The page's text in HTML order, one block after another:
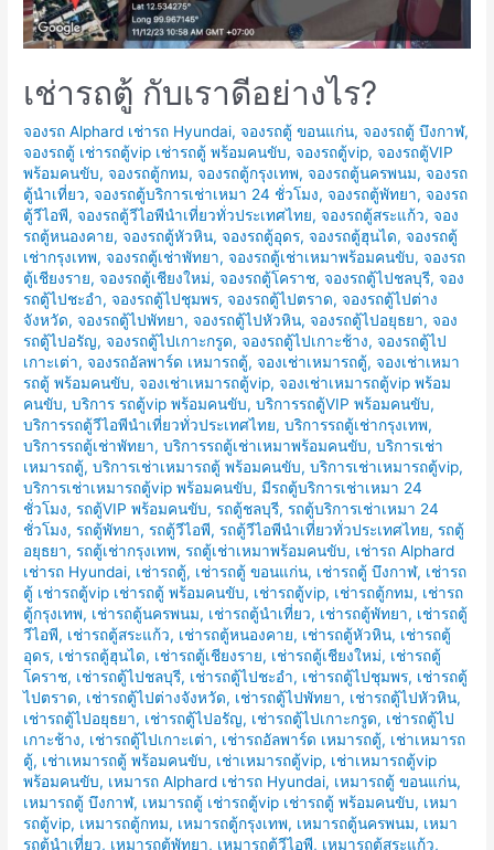
เช่ารถตู้ กับเราดีอย่างไร?
จองรถ Alphard เช่ารถ Hyundai,จองรถตู้ ขอนแก่น,จองรถตู้ บึงกาฬ,
จองรถตู้ เช่ารถตู้vip เช่ารถตู้ พร้อมคนขับ,จองรถตู้vip,จองรถตู้VIP
พร้อมคนขับ,จองรถตู้กทม,จองรถตู้กรุงเทพ,จองรถตู้นครพนม,จองรถ
ตู้นำเที่ยว,จองรถตู้บริการเช่าเหมา 24 ชั่วโมง,จองรถตู้พัทยา,จองรถ
ตู้วีไอพี,จองรถตู้วีไอพีนำเที่ยวทั่วประเทศไทย,จองรถตู้สระแก้ว,จอง
รถตู้หนองคาย,จองรถตู้หัวหิน,จองรถตู้อุดร,จองรถตู้ฮุนได,จองรถตู้
เช่ากรุงเทพ,จองรถตู้เช่าพัทยา,จองรถตู้เช่าเหมาพร้อมคนขับ,จองรถ
ตู้เชียงราย,จองรถตู้เชียงใหม่,จองรถตู้โคราช,จองรถตู้ไปชลบุรี,จอง
รถตู้ไปชะอำ,จองรถตู้ไปชุมพร,จองรถตู้ไปตราด,จองรถตู้ไปต่าง
จังหวัด,จองรถตู้ไปพัทยา,จองรถตู้ไปหัวหิน,จองรถตู้ไปอยุธยา,จอง
รถตู้ไปอรัญ,จองรถตู้ไปเกาะกรูด,จองรถตู้ไปเกาะช้าง,จองรถตู้ไป
เกาะเต่า,จองรถอัลพาร์ด เหมารถตู้,จองเช่าเหมารถตู้,จองเช่าเหมา
รถตู้ พร้อมคนขับ,จองเช่าเหมารถตู้vip,จองเช่าเหมารถตู้vip พร้อม
คนขับ,บริการ รถตู้vip พร้อมคนขับ,บริการรถตู้VIP พร้อมคนขับ,
บริการรถตู้วีไอพีนำเที่ยวทั่วประเทศไทย,บริการรถตู้เช่ากรุงเทพ,
บริการรถตู้เช่าพัทยา,บริการรถตู้เช่าเหมาพร้อมคนขับ,บริการเช่า
เหมารถตู้,บริการเช่าเหมารถตู้ พร้อมคนขับ,บริการเช่าเหมารถตู้vip,
บริการเช่าเหมารถตู้vip พร้อมคนขับ,มีรถตู้บริการเช่าเหมา 24
ชั่วโมง,รถตู้VIP พร้อมคนขับ,รถตู้ชลบุรี,รถตู้บริการเช่าเหมา 24
ชั่วโมง,รถตู้พัทยา,รถตู้วีไอพี,รถตู้วีไอพีนำเที่ยวทั่วประเทศไทย,รถตู้
อยุธยา,รถตู้เช่ากรุงเทพ,รถตู้เช่าเหมาพร้อมคนขับ, เช่ารถ Alphard
เช่ารถ Hyundai, เช่ารถตู้, เช่ารถตู้ ขอนแก่น, เช่ารถตู้ บึงกาฬ, เช่ารถ
ตู้ เช่ารถตู้vip เช่ารถตู้ พร้อมคนขับ, เช่ารถตู้vip, เช่ารถตู้กทม, เช่ารถ
ตู้กรุงเทพ, เช่ารถตู้นครพนม, เช่ารถตู้นำเที่ยว, เช่ารถตู้พัทยา, เช่ารถตู้
วีไอพี, เช่ารถตู้สระแก้ว, เช่ารถตู้หนองคาย, เช่ารถตู้หัวหิน, เช่ารถตู้
อุดร, เช่ารถตู้ฮุนได, เช่ารถตู้เชียงราย, เช่ารถตู้เชียงใหม่, เช่ารถตู้
โคราช, เช่ารถตู้ไปชลบุรี, เช่ารถตู้ไปชะอำ, เช่ารถตู้ไปชุมพร, เช่ารถตู้
ไปตราด, เช่ารถตู้ไปต่างจังหวัด, เช่ารถตู้ไปพัทยา, เช่ารถตู้ไปหัวหิน,
เช่ารถตู้ไปอยุธยา, เช่ารถตู้ไปอรัญ, เช่ารถตู้ไปเกาะกรูด, เช่ารถตู้ไป
เกาะช้าง, เช่ารถตู้ไปเกาะเต่า, เช่ารถอัลพาร์ด เหมารถตู้, เช่าเหมารถ
ตู้, เช่าเหมารถตู้ พร้อมคนขับ, เช่าเหมารถตู้vip, เช่าเหมารถตู้vip
พร้อมคนขับ, เหมารถ Alphard เช่ารถ Hyundai, เหมารถตู้ ขอนแก่น,
เหมารถตู้ บึงกาฬ, เหมารถตู้ เช่ารถตู้vip เช่ารถตู้ พร้อมคนขับ, เหมา
รถตู้vip, เหมารถตู้กทม, เหมารถตู้กรุงเทพ, เหมารถตู้นครพนม, เหมา
รถตู้นำเที่ยว, เหมารถตู้พัทยา, เหมารถตู้วีไอพี, เหมารถตู้สระแก้ว,